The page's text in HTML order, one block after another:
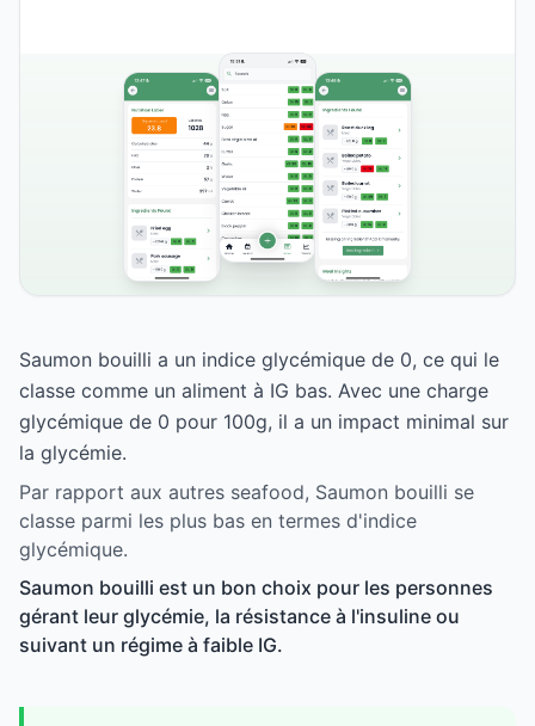
Saumon bouilli a un indice glycémique de 0, ce qui le
classe comme un aliment à IG bas. Avec une charge
glycémique de 0 pour 100g, il a un impact minimal sur
la glycémie.
Par rapport aux autres seafood, Saumon bouilli se
classe parmi les plus bas en termes d'indice
glycémique.
Saumon bouilli est un bon choix pour les personnes
gérant leur glycémie, la résistance à l'insuline ou
suivant un régime à faible IG.